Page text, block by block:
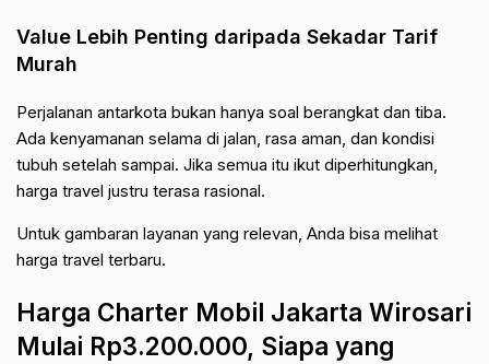
Value Lebih Penting daripada Sekadar Tarif
Murah
Perjalanan antarkota bukan hanya soal berangkat dan tiba.
Ada kenyamanan selama di jalan, rasa aman, dan kondisi
tubuh setelah sampai. Jika semua itu ikut diperhitungkan,
harga travel justru terasa rasional.
Untuk gambaran layanan yang relevan, Anda bisa melihat
harga travel terbaru.
Harga Charter Mobil Jakarta Wirosari
Mulai Rp3.200.000, Siapa yang